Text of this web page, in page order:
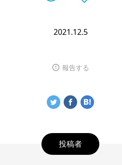
2021.12.5
報告する
投稿者